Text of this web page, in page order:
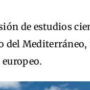
de estudios
Mediterráneo,